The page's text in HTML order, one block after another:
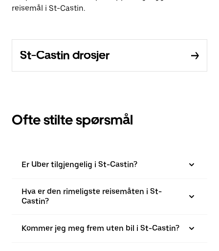
reisemål i St-Castin.
St-Castin drosjer
Ofte stilte spørsmål
Er Uber tilgjengelig i St-Castin?
Hva er den rimeligste reisemåten i St-
Castin?
Kommer jeg meg frem uten bil i St-Castin?